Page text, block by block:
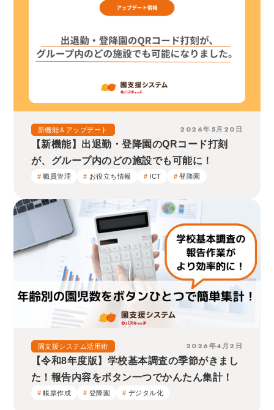
新機能＆アップデート 2026年5月20日
【新機能】出退勤・登降園のQRコード打刻
が、グループ内のどの施設でも可能に！
職員管理 お役立ち情報 ICT 登降園
園支援システム活用術 2026年4月2日
【令和8年度版】学校基本調査の季節がきまし
た！報告内容をボタン一つでかんたん集計！
帳票作成 登降園 デジタル化